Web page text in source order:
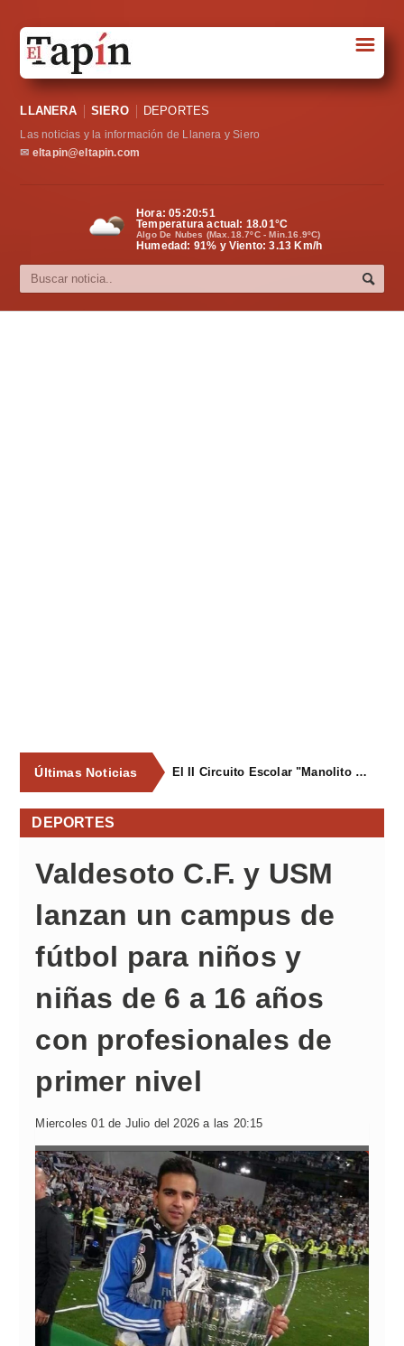
Sociedad
Política
Cultura
☰
LLANERA SIERO DEPORTES
Las noticias y la información de Llanera y Siero
✉ eltapin@eltapin.com
Hora:05:20:51
Temperatura actual: 18.01°C
Algo De Nubes (Max.18.7ºC - Min.16.9ºC)
Humedad: 91% y Viento: 3.13 Km/h
Últimas Noticias El II Circuito Escolar "Manolito el Pegu" volvió a reunir a las jóvenes promesas del ciclismo asturiano en El Carbayu
DEPORTES
Valdesoto C.F. y USM
lanzan un campus de
fútbol para niños y
niñas de 6 a 16 años
con profesionales de
primer nivel
Miercoles 01 de Julio del 2026 a las 20:15